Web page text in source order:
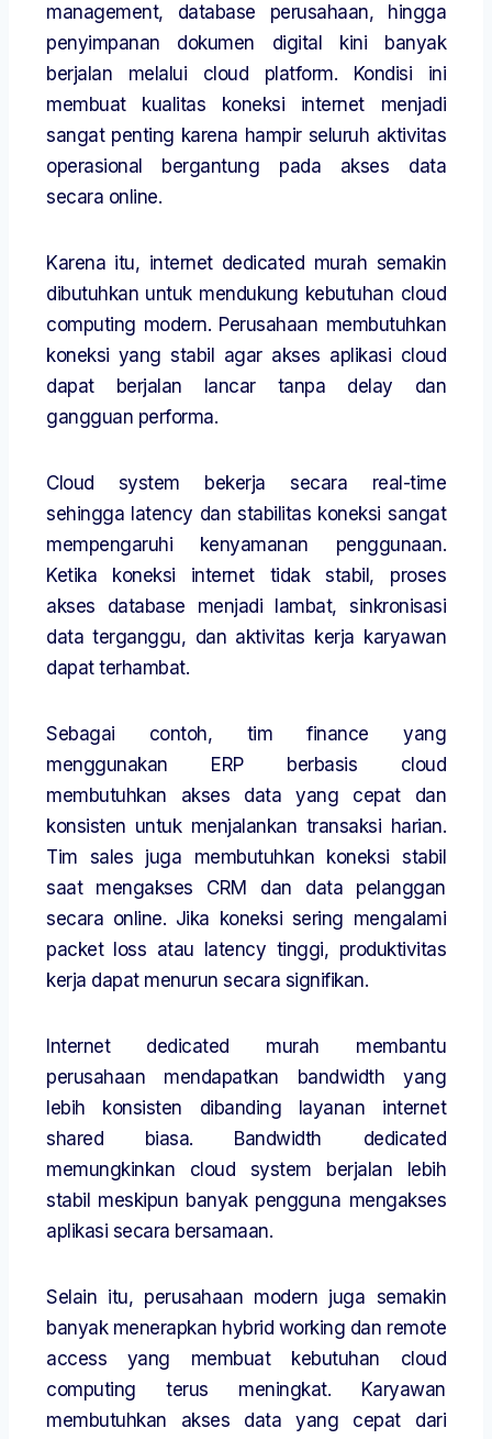
management, database perusahaan, hingga
penyimpanan dokumen digital kini banyak
berjalan melalui cloud platform. Kondisi ini
membuat kualitas koneksi internet menjadi
sangat penting karena hampir seluruh aktivitas
operasional bergantung pada akses data
secara online.
Karena itu, internet dedicated murah semakin
dibutuhkan untuk mendukung kebutuhan cloud
computing modern. Perusahaan membutuhkan
koneksi yang stabil agar akses aplikasi cloud
dapat berjalan lancar tanpa delay dan
gangguan performa.
Cloud system bekerja secara real-time
sehingga latency dan stabilitas koneksi sangat
mempengaruhi kenyamanan penggunaan.
Ketika koneksi internet tidak stabil, proses
akses database menjadi lambat, sinkronisasi
data terganggu, dan aktivitas kerja karyawan
dapat terhambat.
Sebagai contoh, tim finance yang
menggunakan ERP berbasis cloud
membutuhkan akses data yang cepat dan
konsisten untuk menjalankan transaksi harian.
Tim sales juga membutuhkan koneksi stabil
saat mengakses CRM dan data pelanggan
secara online. Jika koneksi sering mengalami
packet loss atau latency tinggi, produktivitas
kerja dapat menurun secara signifikan.
Internet dedicated murah membantu
perusahaan mendapatkan bandwidth yang
lebih konsisten dibanding layanan internet
shared biasa. Bandwidth dedicated
memungkinkan cloud system berjalan lebih
stabil meskipun banyak pengguna mengakses
aplikasi secara bersamaan.
Selain itu, perusahaan modern juga semakin
banyak menerapkan hybrid working dan remote
access yang membuat kebutuhan cloud
computing terus meningkat. Karyawan
membutuhkan akses data yang cepat dari